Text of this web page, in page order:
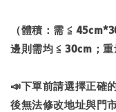
（體積：需 ≦
邊則需均 ≦ 30cm；重
📣下單前請選擇正確
後無法修改地址與門